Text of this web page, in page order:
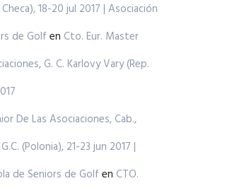
18-20 jul 2017 | Asociación
de Golf en Cto. Eur. Master
G. C. Karlovy Vary (Rep.
De Las Asociaciones, Cab.,
(Polonia), 21-23 jun 2017 |
de Seniors de Golf en CTO.